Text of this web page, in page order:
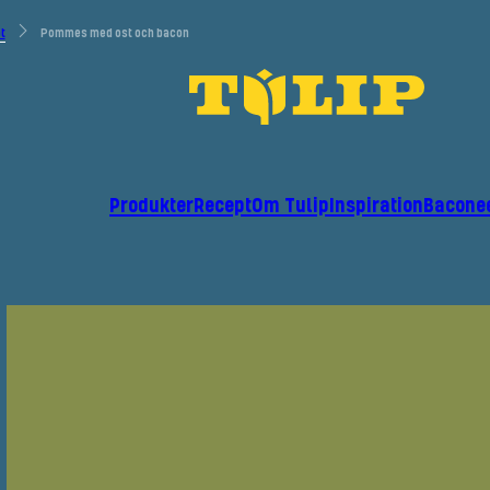
Pommes med ost och bacon
ProdukterReceptOm TulipInspiration